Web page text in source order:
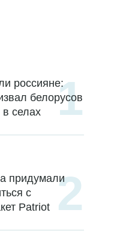
россияне:
белорусов
в селах
придумали
с
Patriot